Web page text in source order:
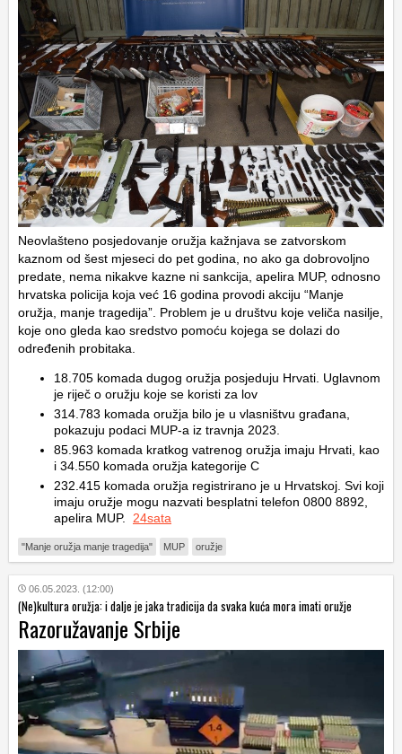
Neovlašteno posjedovanje oružja kažnjava se zatvorskom
kaznom od šest mjeseci do pet godina, no ako ga dobrovoljno
predate, nema nikakve kazne ni sankcija, apelira MUP, odnosno
hrvatska policija koja već 16 godina provodi akciju “Manje
oružja, manje tragedija”. Problem je u društvu koje veliča nasilje,
koje ono gleda kao sredstvo pomoću kojega se dolazi do
određenih probitaka.
18.705 komada dugog oružja posjeduju Hrvati. Uglavnom
je riječ o oružju koje se koristi za lov
314.783 komada oružja bilo je u vlasništvu građana,
pokazuju podaci MUP-a iz travnja 2023.
85.963 komada kratkog vatrenog oružja imaju Hrvati, kao
i 34.550 komada oružja kategorije C
232.415 komada oružja registrirano je u Hrvatskoj. Svi koji
imaju oružje mogu nazvati besplatni telefon 0800 8892,
apelira MUP. 24sata
"Manje oružja manje tragedija" MUP oružje
06.05.2023. (12:00)
(Ne)kultura oružja: i dalje je jaka tradicija da svaka kuća mora imati oružje
Razoružavanje Srbije